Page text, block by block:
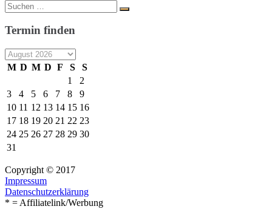
Suche
nach:
Suchen
Termin finden
M D M D F S
S
1
2
3
4 5 6 7 8
9
10 11 12 13 14 15 16
17 18 19 20 21 22 23
24 25 26 27 28 29 30
31
Copyright © 2017
Impressum
Datenschutzerklärung
* = Affiliatelink/Werbung